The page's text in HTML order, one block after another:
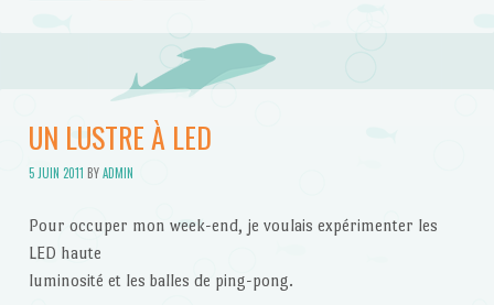
UN LUSTRE À LED
5 JUIN 2011 BYADMIN
Pour occuper mon week-end, je voulais expérimenter les
LED haute
luminosité et les balles de ping-pong.